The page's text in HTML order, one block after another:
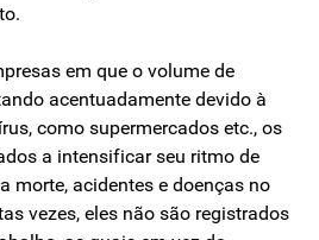
em que o volume de
acentuadamente devido à
como supermercados etc., os
a intensificar seu ritmo de
morte, acidentes e doenças no
vezes, eles não são registrados